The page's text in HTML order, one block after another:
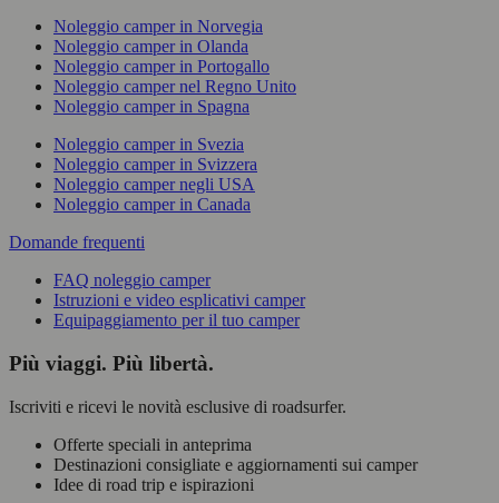
Noleggio camper in Norvegia
Noleggio camper in Olanda
Noleggio camper in Portogallo
Noleggio camper nel Regno Unito
Noleggio camper in Spagna
Noleggio camper in Svezia
Noleggio camper in Svizzera
Noleggio camper negli USA
Noleggio camper in Canada
Domande frequenti
FAQ noleggio camper
Istruzioni e video esplicativi camper
Equipaggiamento per il tuo camper
Più viaggi. Più libertà.
Iscriviti e ricevi le novità esclusive di roadsurfer.
Offerte speciali in anteprima
Destinazioni consigliate e aggiornamenti sui camper
Idee di road trip e ispirazioni